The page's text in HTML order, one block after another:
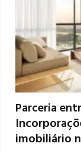
Parceria
imobiliário